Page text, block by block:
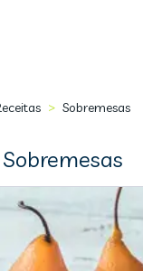
> Sobremesas
Sobremesas